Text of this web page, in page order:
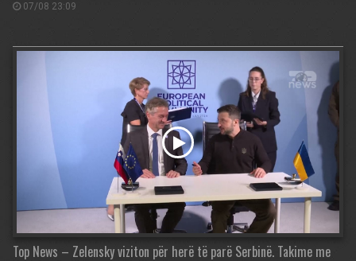
07/08 23:09
Top News – Zelensky viziton për herë të parë Serbinë. Takime me